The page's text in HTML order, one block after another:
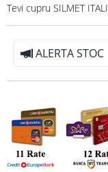
Tevi cupru SILMET
ALERTA STOC